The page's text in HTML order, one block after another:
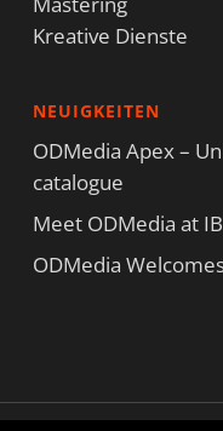
Kreative Dienste
NEUIGKEITEN
ODMedia Apex –
catalogue
Meet ODMedia at
ODMedia